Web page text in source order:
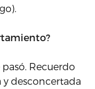
pasó. Recuerdo
desconcertada